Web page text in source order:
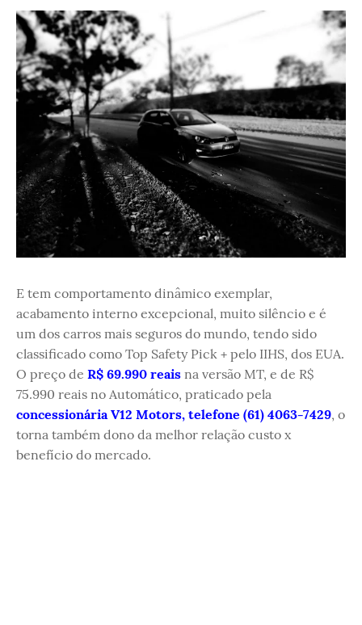
E tem comportamento dinâmico exemplar,
acabamento interno excepcional, muito silêncio e é
um dos carros mais seguros do mundo, tendo sido
classificado como Top Safety Pick + pelo IIHS, dos EUA.
O preço de R$ 69.990 reais na versão MT, e de R$
75.990 reais no Automático, praticado pela
concessionária V12 Motors, telefone (61) 4063-7429, o
torna também dono da melhor relação custo x
benefício do mercado.